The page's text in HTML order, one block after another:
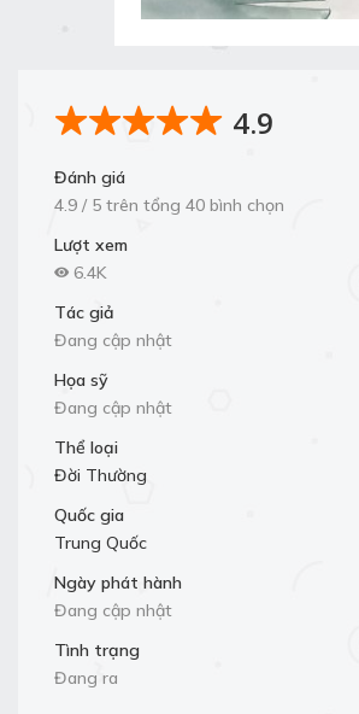
4.9
Đánh giá
4.9 / 5 trên tổng 40 bình chọn
Lượt xem
6.4K
Tác giả
Đang cập nhật
Họa sỹ
Đang cập nhật
Thể loại
Đời Thường
Quốc gia
Trung Quốc
Ngày phát hành
Đang cập nhật
Tình trạng
Đang ra